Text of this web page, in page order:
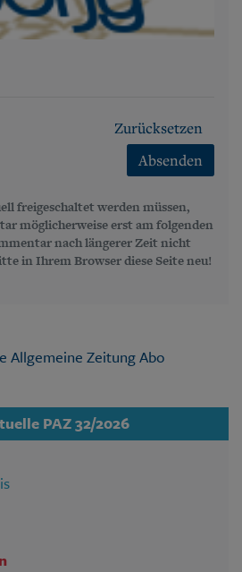
Zurücksetzen
Absenden
freigeschaltet werden müssen,
möglicherweise erst am folgenden
nach längerer Zeit nicht
in Ihrem Browser diese Seite neu!
PAZ 32/2026